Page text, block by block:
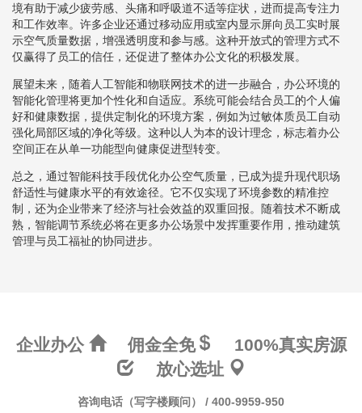
境有助于减少疲劳感、头痛和呼吸道不适等症状，进而提高专注力
和工作效率。许多企业还通过移动应用或室内显示屏向员工实时展
示空气质量数据，增强透明度和参与感。这种开放式的管理方式不
仅赢得了员工的信任，还促进了整体办公文化的积极发展。
展望未来，随着人工智能和物联网技术的进一步融合，办公环境的
智能化管理将更加个性化和自适应。系统可能会结合员工的个人偏
好和健康数据，提供定制化的环境方案，例如为过敏体质员工自动
强化局部区域的净化等级。这种以人为本的设计理念，标志着办公
空间正在从单一功能型向健康促进型转变。
总之，通过智能科技手段优化办公空气质量，已成为提升现代职场
舒适性与健康水平的有效途径。它不仅实现了环境参数的精准控
制，还为企业带来了经济与社会效益的双重回报。随着技术不断成
熟，智能调节系统必将在更多办公场景中发挥重要作用，推动建筑
管理与员工福祉的协同进步。
企业办公 佣金全免
100%真实房源
放心选址
咨询电话（写字楼顾问） / 400-9959-950